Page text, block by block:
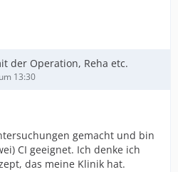
der Operation, Reha etc.
13:30
gemacht und bin
CI geeignet. Ich denke ich
das meine Klinik hat.